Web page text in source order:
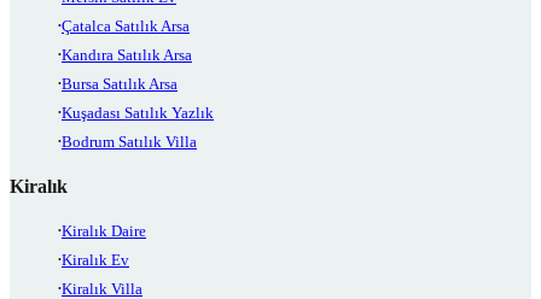
Çatalca Satılık Arsa
Kandıra Satılık Arsa
Bursa Satılık Arsa
Kuşadası Satılık Yazlık
Bodrum Satılık Villa
Kiralık
Kiralık Daire
Kiralık Ev
Kiralık Villa